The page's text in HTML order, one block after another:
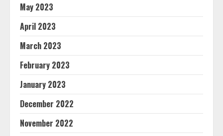
May 2023
April 2023
March 2023
February 2023
January 2023
December 2022
November 2022